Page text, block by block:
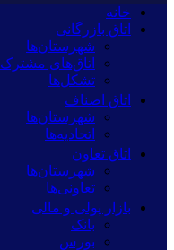
خانه
اتاق بازرگانی
شهرستان‌ها
اتاق‌های مشترک
تشکل‌ها
اتاق اصناف
شهرستان‌ها
اتحادیه‌ها
اتاق تعاون
شهرستان‌ها
تعاونی‌ها
بازار پولی و مالی
بانک
بورس